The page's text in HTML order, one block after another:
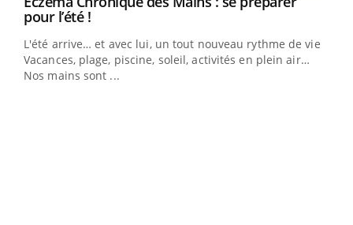
pour l’été !Youtube
L'été arrive… et avec lui, un tout nouveau rythme de vie !
Vacances, plage, piscine, soleil, activités en plein air…
Nos mains sont ...